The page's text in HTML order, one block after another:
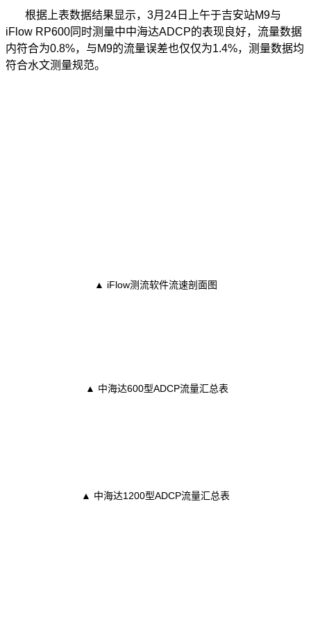
根据上表数据结果显示，3月24日上午于吉安站M9与
iFlow RP600同时测量中中海达ADCP的表现良好，流量数据
内符合为0.8%，与M9的流量误差也仅仅为1.4%，测量数据均
符合水文测量规范。
▲ iFlow测流软件流速剖面图
▲ 中海达600型ADCP流量汇总表
▲ 中海达1200型ADCP流量汇总表